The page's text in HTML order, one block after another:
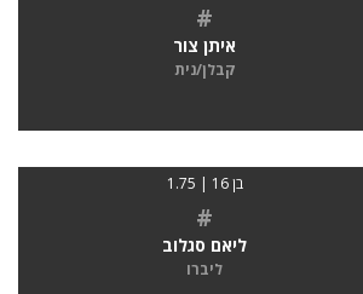
#
איתן צור
קבלן/נית
בן 16 | 1.75
#
ליאם סגלוב
ליברו